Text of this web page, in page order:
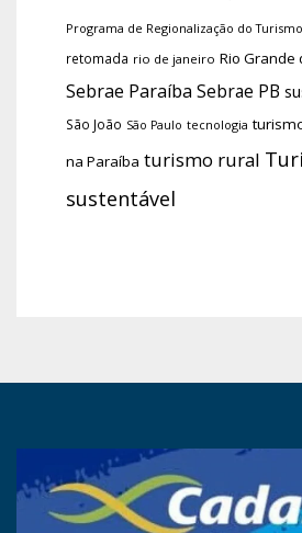
Programa de Regionalização do Turismo
retomada rio de janeiro Rio Grande
Sebrae Paraíba Sebrae PB
São João São Paulo tecnologia
na Paraíba turismo rural
sustentável